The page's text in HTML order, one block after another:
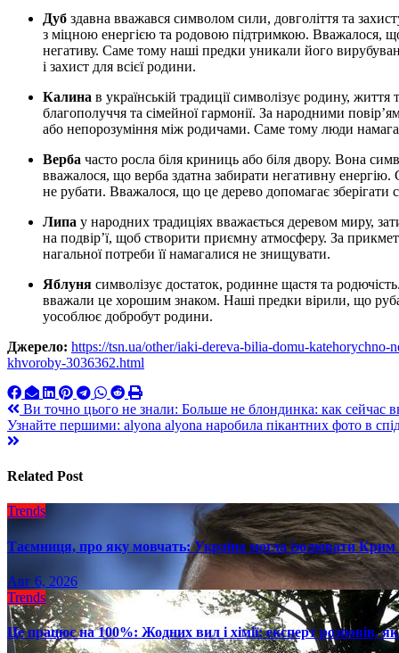
Дуб здавна вважався символом сили, довголіття та
з міцною енергією та родовою підтримкою. Вважалося,
негативу. Саме тому наші предки уникали його
і захист для всієї родини.
Калина в українській традиції символізує родину,
благополуччя та сімейної гармонії. За народними
або непорозуміння між родичами. Саме тому люди
Верба часто росла біля криниць або біля двору. Вона
вважалося, що верба здатна забирати негативну
не рубати. Вважалося, що це дерево допомагає зберігати
Липа у народних традиціях вважається деревом миру,
на подвір’ї, щоб створити приємну атмосферу. За
нагальної потреби її намагалися не знищувати.
Яблуня символізує достаток, родинне щастя та
вважали це хорошим знаком. Наші предки вірили, що
уособлює добробут родини.
Джерело: https://tsn.ua/other/iaki-dereva-bilia-domu-
khvoroby-3036362.html
Навигация
по
Ви точно цього не знали: Больше не блондинка: как
Узнайте першими: alyona alyona наробила пікантних фото в
Related Post
Trends
Таємниця, про яку мовчать: Україна могла ізолювати
Авг 6, 2026
Trends
Це працює на 100%: Жодних вил і хімії: експерт розповів,